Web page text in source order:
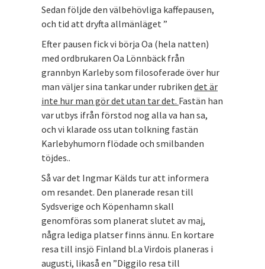
Sedan följde den välbehövliga kaffepausen,
och tid att dryfta allmänläget ”
Efter pausen fick vi börja Oa (hela natten)
med ordbrukaren Oa Lönnbäck från
grannbyn Karleby som filosoferade över hur
man väljer sina tankar under rubriken det är
inte hur man gör det utan tar det. Fastän han
var utbys ifrån förstod nog alla va han sa,
och vi klarade oss utan tolkning fastän
Karlebyhumorn flödade och smilbanden
töjdes..
Så var det Ingmar Kälds tur att informera
om resandet. Den planerade resan till
Sydsverige och Köpenhamn skall
genomföras som planerat slutet av maj,
några lediga platser finns ännu. En kortare
resa till insjö Finland bl.a Virdois planeras i
augusti, likaså en ”Diggilo resa till